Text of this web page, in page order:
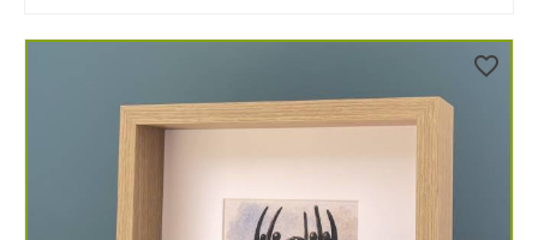
favorite_border